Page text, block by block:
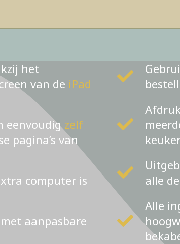
het
van de iPad
eenvoudigzelf
pagina’s van
computer is
aanpasbare
alle
Alle